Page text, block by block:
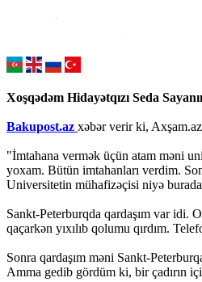
Xoşqədəm Hidayətqızı Seda
Bakupost.az xəbər verir ki,
"İmtahana vermək üçün atam məni
yoxam. Bütün imtahanları verdim.
Universitetin mühafizəçisi niyə
Sankt-Peterburqda qardaşım var idi.
qaçarkən yıxılıb qolumu qırdım.
Sonra qardaşım məni Sankt-
Amma gedib gördüm ki, bir çadırın